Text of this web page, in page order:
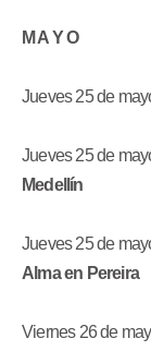
M A Y O
Jueves 25 de
Jueves 25 de
Medellín
Jueves 25 de
Alma en Pereira
Viernes 26 de